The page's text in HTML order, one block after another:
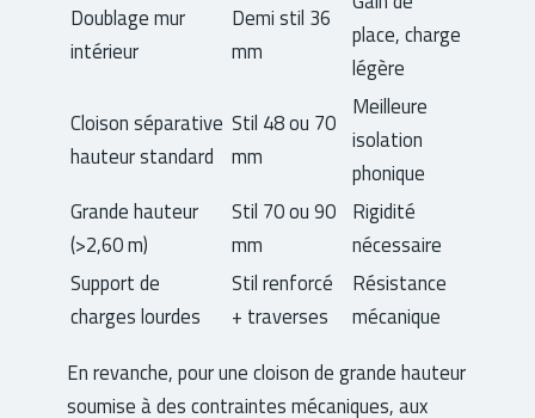
Doublage mur
intérieur
Demi stil 36
mm
place, charge
légère
Cloison séparative
hauteur standard
Stil 48 ou 70
mm
Meilleure
isolation
phonique
Grande hauteur
(>2,60 m)
Stil 70 ou 90
mm
Rigidité
nécessaire
Support de
charges lourdes
Stil renforcé
+ traverses
Résistance
mécanique
En revanche, pour une cloison de grande hauteur
soumise à des contraintes mécaniques, aux